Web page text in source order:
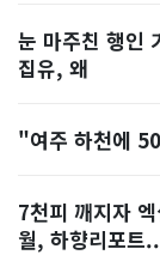
눈 마주친 행인
집유, 왜
"여주 하천에
7천피 깨지자
월, 하향리포트